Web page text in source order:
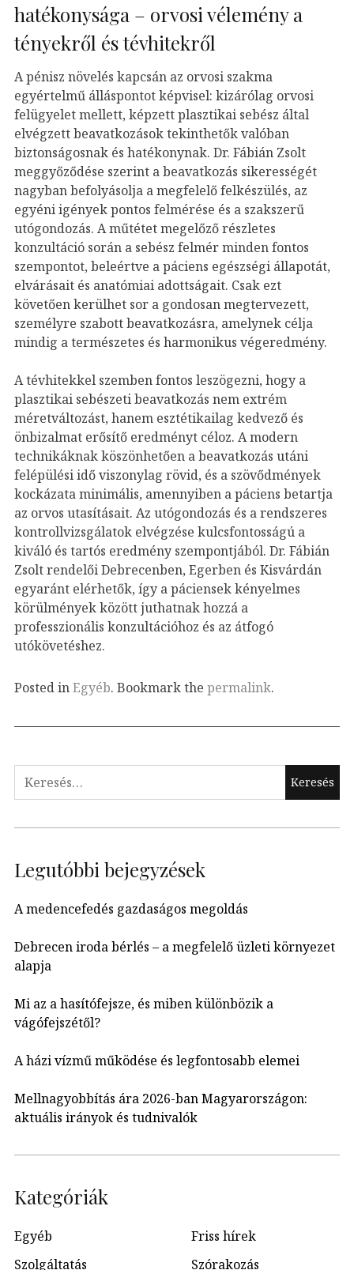
hatékonysága – orvosi vélemény a
tényekről és tévhitekről
A pénisz növelés kapcsán az orvosi szakma
egyértelmű álláspontot képvisel: kizárólag orvosi
felügyelet mellett, képzett plasztikai sebész által
elvégzett beavatkozások tekinthetők valóban
biztonságosnak és hatékonynak. Dr. Fábián Zsolt
meggyőződése szerint a beavatkozás sikerességét
nagyban befolyásolja a megfelelő felkészülés, az
egyéni igények pontos felmérése és a szakszerű
utógondozás. A műtétet megelőző részletes
konzultáció során a sebész felmér minden fontos
szempontot, beleértve a páciens egészségi állapotát,
elvárásait és anatómiai adottságait. Csak ezt
követően kerülhet sor a gondosan megtervezett,
személyre szabott beavatkozásra, amelynek célja
mindig a természetes és harmonikus végeredmény.
A tévhitekkel szemben fontos leszögezni, hogy a
plasztikai sebészeti beavatkozás nem extrém
méretváltozást, hanem esztétikailag kedvező és
önbizalmat erősítő eredményt céloz. A modern
technikáknak köszönhetően a beavatkozás utáni
felépülési idő viszonylag rövid, és a szövődmények
kockázata minimális, amennyiben a páciens betartja
az orvos utasításait. Az utógondozás és a rendszeres
kontrollvizsgálatok elvégzése kulcsfontosságú a
kiváló és tartós eredmény szempontjából. Dr. Fábián
Zsolt rendelői Debrecenben, Egerben és Kisvárdán
egyaránt elérhetők, így a páciensek kényelmes
körülmények között juthatnak hozzá a
professzionális konzultációhoz és az átfogó
utókövetéshez.
Posted inEgyéb. Bookmark the permalink.
Keresés:
Legutóbbi bejegyzések
A medencefedés gazdaságos megoldás
Debrecen iroda bérlés – a megfelelő üzleti környezet
alapja
Mi az a hasítófejsze, és miben különbözik a
vágófejszétől?
A házi vízmű működése és legfontosabb elemei
Mellnagyobbítás ára 2026-ban Magyarországon:
aktuális irányok és tudnivalók
Kategóriák
Egyéb
Friss hírek
Szolgáltatás
Szórakozás